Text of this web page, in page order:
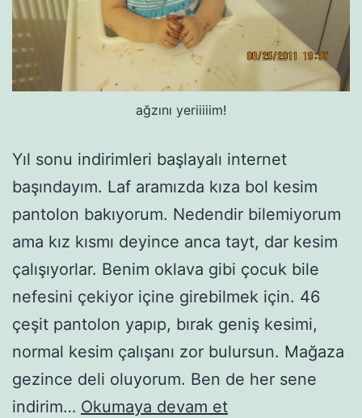
ağzını yeriiiiim!
Yıl sonu indirimleri başlayalı internet
başındayım. Laf aramızda kıza bol kesim
pantolon bakıyorum. Nedendir bilemiyorum
ama kız kısmı deyince anca tayt, dar kesim
çalışıyorlar. Benim oklava gibi çocuk bile
nefesini çekiyor içine girebilmek için. 46
çeşit pantolon yapıp, bırak geniş kesimi,
normal kesim çalışanı zor bulursun. Mağaza
gezince deli oluyorum. Ben de her sene
indirim… Okumaya devam etŞaşkınım!